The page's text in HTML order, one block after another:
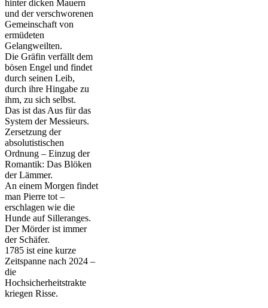
hinter dicken Mauern
und der verschworenen
Gemeinschaft von
ermüdeten
Gelangweilten.
Die Gräfin verfällt dem
bösen Engel und findet
durch seinen Leib,
durch ihre Hingabe zu
ihm, zu sich selbst.
Das ist das Aus für das
System der Messieurs.
Zersetzung der
absolutistischen
Ordnung – Einzug der
Romantik: Das Blöken
der Lämmer.
An einem Morgen findet
man Pierre tot –
erschlagen wie die
Hunde auf Silleranges.
Der Mörder ist immer
der Schäfer.
1785 ist eine kurze
Zeitspanne nach 2024 –
die
Hochsicherheitstrakte
kriegen Risse.